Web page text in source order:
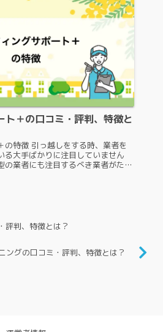
ト＋の口コミ・評判、特徴と
の特徴 引っ越しをする時、業者を
る大手ばかりに注目していません
の業者にも注目するべき業者がたく
評判、特徴とは？
ングの口コミ・評判、特徴とは？